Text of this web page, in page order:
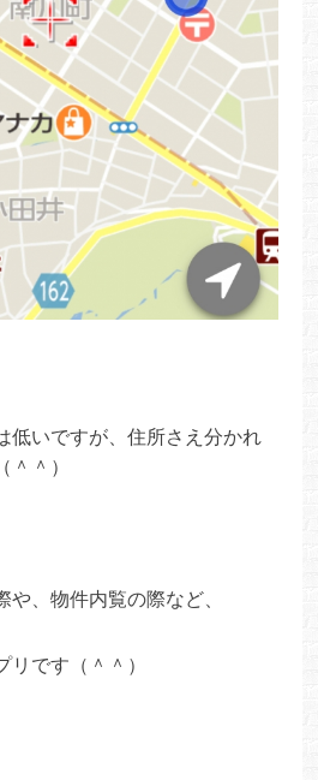
低いですが、住所さえ分かれ
＾＾）
や、物件内覧の際など、
リです（＾＾）